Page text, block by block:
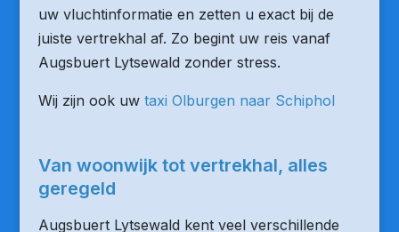
uw vluchtinformatie en zetten u exact bij de
juiste vertrekhal af. Zo begint uw reis vanaf
Augsbuert Lytsewald zonder stress.
Wij zijn ook uw taxi Olburgen naar Schiphol
Van woonwijk tot vertrekhal, alles
geregeld
Augsbuert Lytsewald kent veel verschillende